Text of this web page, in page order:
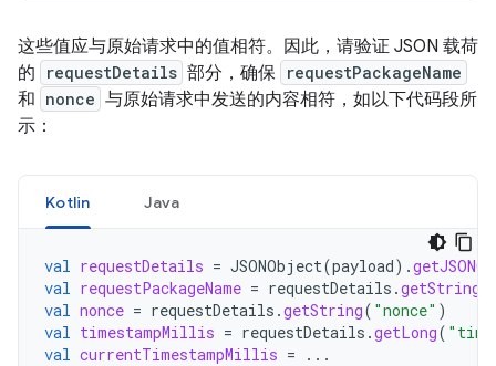
这些值应与原始请求中的值相符。因此，请验证 JSON 载荷
的
requestDetails 部分，确保 requestPackageName
和 nonce 与原始请求中发送的内容相符，如以下代码段所
示：
Kotlin Java
val requestDetails = JSONObject(payload).
val requestPackageName = requestDetails .getString
val nonce = requestDetails .getString( "nonce" )
val timestampMillis = requestDetails .getLong(
val currentTimestampMillis = ...